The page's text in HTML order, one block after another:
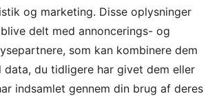
og marketing. Disse oplysninger
delt med annoncerings- og
som kan kombinere dem
data, du tidligere har givet dem eller
indsamlet gennem din brug af deres